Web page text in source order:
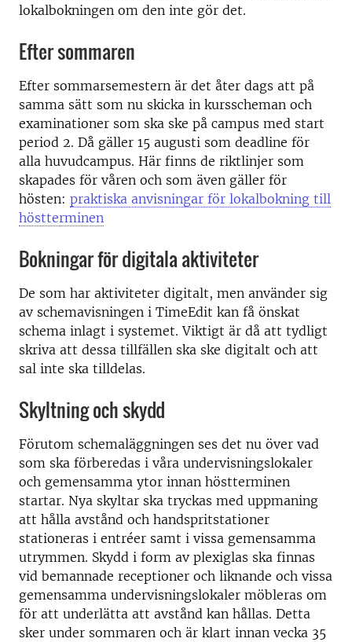
lokalbokningen om den inte gör det.
Efter sommaren
Efter sommarsemestern är det åter dags att på
samma sätt som nu skicka in kursscheman och
examinationer som ska ske på campus med start
period 2. Då gäller 15 augusti som deadline för
alla huvudcampus. Här finns de riktlinjer som
skapades för våren och som även gäller för
hösten: praktiska anvisningar för lokalbokning till
höstterminen
Bokningar för digitala aktiviteter
De som har aktiviteter digitalt, men använder sig
av schemavisningen i TimeEdit kan få önskat
schema inlagt i systemet. Viktigt är då att tydligt
skriva att dessa tillfällen ska ske digitalt och att
sal inte ska tilldelas.
Skyltning och skydd
Förutom schemaläggningen ses det nu över vad
som ska förberedas i våra undervisningslokaler
och gemensamma ytor innan höstterminen
startar. Nya skyltar ska tryckas med uppmaning
att hålla avstånd och handspritstationer
stationeras i entréer samt i vissa gemensamma
utrymmen. Skydd i form av plexiglas ska finnas
vid bemannade receptioner och liknande och vissa
gemensamma undervisningslokaler möbleras om
för att underlätta att avstånd kan hållas. Detta
sker under sommaren och är klart innan vecka 35